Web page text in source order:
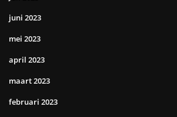
juni 2023
mei 2023
april 2023
maart 2023
februari 2023